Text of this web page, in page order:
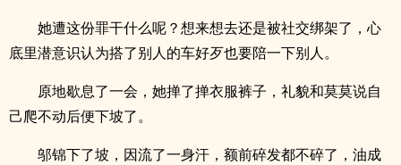
她遭这份罪干什么呢？想来想去还是被社交绑架了，心
底里潜意识认为搭了别人的车好歹也要陪一下别人。
原地歇息了一会，她掸了掸衣服裤子，礼貌和莫莫说自
己爬不动后便下坡了。
邬锦下了坡，因流了一身汗，额前碎发都不碎了，油成